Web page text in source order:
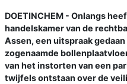
DOETINCHEM - Onlangs
handelskamer van de
Assen, een uitspraak
zogenaamde
van het instorten van een
twijfels ontstaan over de